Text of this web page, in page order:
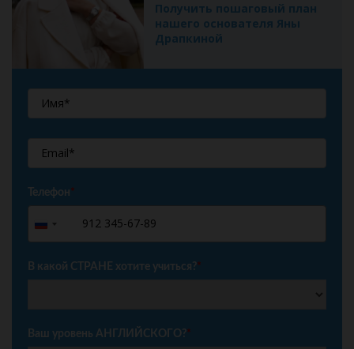
Получить пошаговый план
нашего основателя Яны
Драпкиной
Телефон*
Russia
+7
В какой СТРАНЕ хотите учиться?*
Ваш уровень АНГЛИЙСКОГО?*